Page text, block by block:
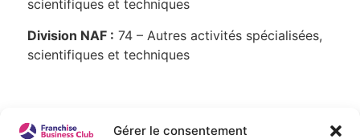
Gérer le consentement
scientifiques et techniques
Division NAF : 74 – Autres activités spécialisées,
scientifiques et techniques
Présentation de l'enseigne :